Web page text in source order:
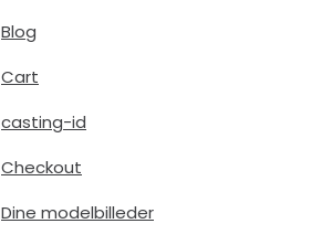
Blog
Cart
casting-id
Checkout
Dine modelbilleder